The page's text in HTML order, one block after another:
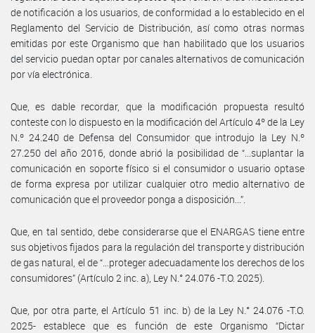
de notificación a los usuarios, de conformidad a lo establecido en el
Reglamento del Servicio de Distribución, así como otras normas
emitidas por este Organismo que han habilitado que los usuarios
del servicio puedan optar por canales alternativos de comunicación
por vía electrónica.
Que, es dable recordar, que la modificación propuesta resultó
conteste con lo dispuesto en la modificación del Artículo 4º de la Ley
N.º 24.240 de Defensa del Consumidor que introdujo la Ley N.º
27.250 del año 2016, donde abrió la posibilidad de “...suplantar la
comunicación en soporte físico si el consumidor o usuario optase
de forma expresa por utilizar cualquier otro medio alternativo de
comunicación que el proveedor ponga a disposición...”.
Que, en tal sentido, debe considerarse que el ENARGAS tiene entre
sus objetivos fijados para la regulación del transporte y distribución
de gas natural, el de “…proteger adecuadamente los derechos de los
consumidores” (Artículo 2 inc. a), Ley N.° 24.076 -T.O. 2025).
Que, por otra parte, el Artículo 51 inc. b) de la Ley N.° 24.076 -T.O.
2025- establece que es función de este Organismo “Dictar